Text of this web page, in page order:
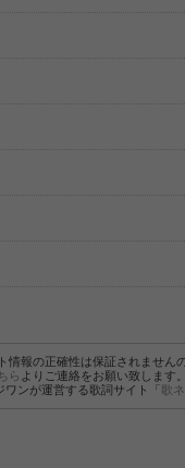
報の正確性は保証されません
ら よりご連絡をお願い致します。
ンが運営する歌詞サイト「歌